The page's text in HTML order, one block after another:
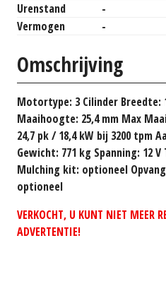
Urenstand
-
Vermogen
-
Omschrijving
Motortype: 3 Cilinder Breedte:
Maaihoogte: 25,4 mm Max
24,7 pk / 18,4 kW bij 3200 tpm
Gewicht: 771 kg Spanning: 12
Mulching kit: optioneel
optioneel
VERKOCHT, U KUNT NIET MEER
ADVERTENTIE!